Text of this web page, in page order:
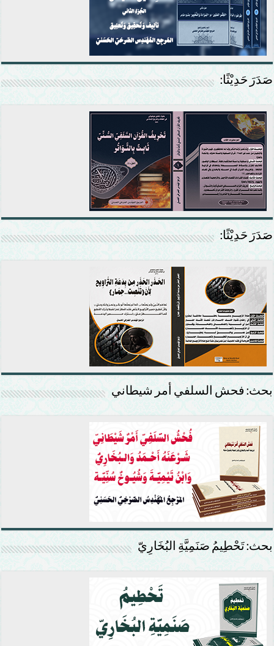
صَدَرَ حَدِيْثًا:
صَدَرَ حَدِيْثًا:
بحث: فحش السلفي أمر شيطاني
بحث: تَحْطِيمُ صَنَمِيَّةِ البُخَارِيّ